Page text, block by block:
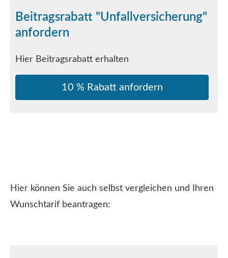
Beitragsrabatt "Unfall­ver­si­che­rung"
anfordern
Hier Beitragsrabatt erhalten
10 % Rabatt anfordern
Hier können Sie auch selbst ver­gleichen und Ihren
Wunschtarif beantragen: